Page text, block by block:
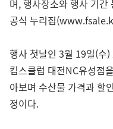
며, 행사장소와 행사 기간
공식 누리집
행사 첫날인 3월 19일(수
킴스클럽 대전NC유성점
아보며 수산물 가격과 할
정이다.